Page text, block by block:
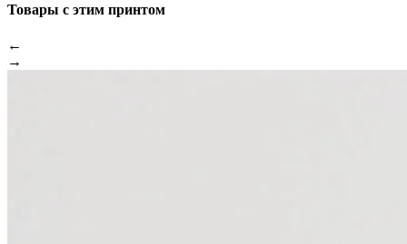
Товары с этим принтом
←
→